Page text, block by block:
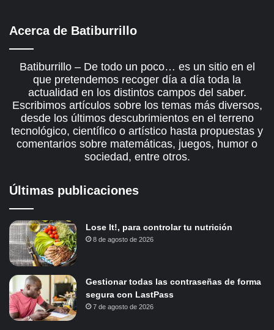
Acerca de Batiburrillo
Batiburrillo – De todo un poco… es un sitio en el
que pretendemos recoger día a día toda la
actualidad en los distintos campos del saber.
Escribimos artículos sobre los temas más diversos,
desde los últimos descubrimientos en el terreno
tecnológico, científico o artístico hasta propuestas y
comentarios sobre matemáticas, juegos, humor o
sociedad, entre otros.
Últimas publicaciones
Lose It!, para controlar tu nutrición
8 de agosto de 2026
Gestionar todas las contraseñas de forma
segura con LastPass
7 de agosto de 2026